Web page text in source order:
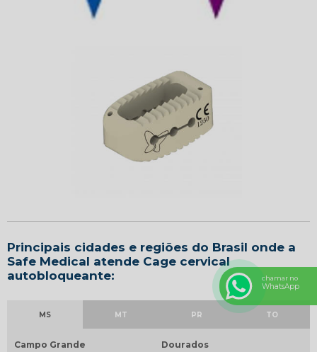
Principais cidades e regiões do Brasil onde a
Safe Medical atende Cage cervical
autobloqueante:
MS MT PR TO
Campo Grande Dourados
chamar no
WhatsApp